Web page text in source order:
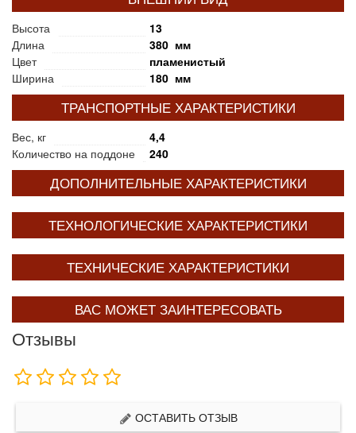
Высота
13
Длина
380 мм
Цвет
пламенистый
Ширина
180 мм
ТРАНСПОРТНЫЕ ХАРАКТЕРИСТИКИ
Вес, кг
4,4
Количество на поддоне
240
ДОПОЛНИТЕЛЬНЫЕ ХАРАКТЕРИСТИКИ
ТЕХНОЛОГИЧЕСКИЕ ХАРАКТЕРИСТИКИ
ТЕХНИЧЕСКИЕ ХАРАКТЕРИСТИКИ
ВАС МОЖЕТ ЗАИНТЕРЕСОВАТЬ
Отзывы
ОСТАВИТЬ ОТЗЫВ